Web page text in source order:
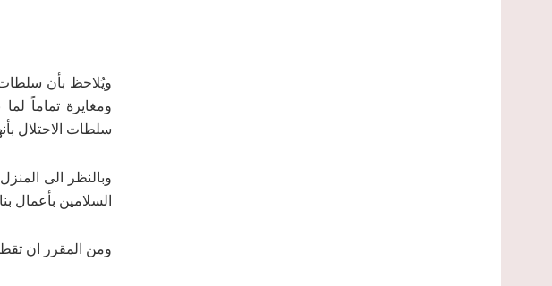
سلطات الاحتلال
وبالنظر الى
السلامين بأعمال بناءه منذ العام
ومن المقرر ان تقطن المنزل